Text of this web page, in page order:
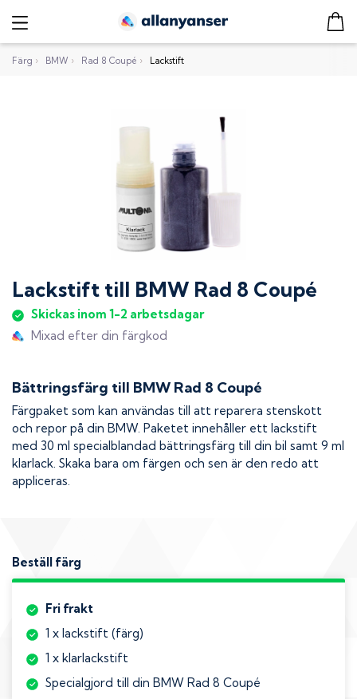
Färg › BMW › Rad 8 Coupé › Lackstift
Lackstift till BMW Rad 8 Coupé
Skickas inom 1-2 arbetsdagar
Mixad efter din färgkod
Bättringsfärg till BMW Rad 8 Coupé
Färgpaket som kan användas till att reparera stenskott
och repor på din BMW. Paketet innehåller ett lackstift
med 30 ml specialblandad bättringsfärg till din bil samt 9 ml
klarlack. Skaka bara om färgen och sen är den redo att
appliceras.
Beställ färg
Fri frakt
1 x lackstift (färg)
1 x klarlackstift
Specialgjord till din BMW Rad 8 Coupé